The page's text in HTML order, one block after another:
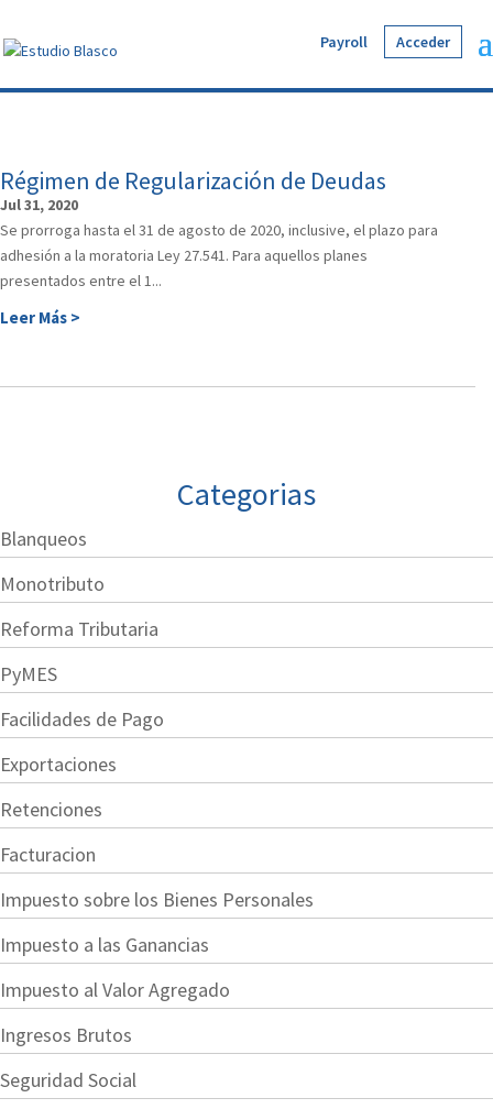
Payroll Acceder
Régimen de Regularización de Deudas
Jul 31, 2020
Se prorroga hasta el 31 de agosto de 2020, inclusive, el plazo para
adhesión a la moratoria Ley 27.541. Para aquellos planes
presentados entre el 1...
Leer Más >
Categorias
Blanqueos
Monotributo
Reforma Tributaria
PyMES
Facilidades de Pago
Exportaciones
Retenciones
Facturacion
Impuesto sobre los Bienes Personales
Impuesto a las Ganancias
Impuesto al Valor Agregado
Ingresos Brutos
Seguridad Social